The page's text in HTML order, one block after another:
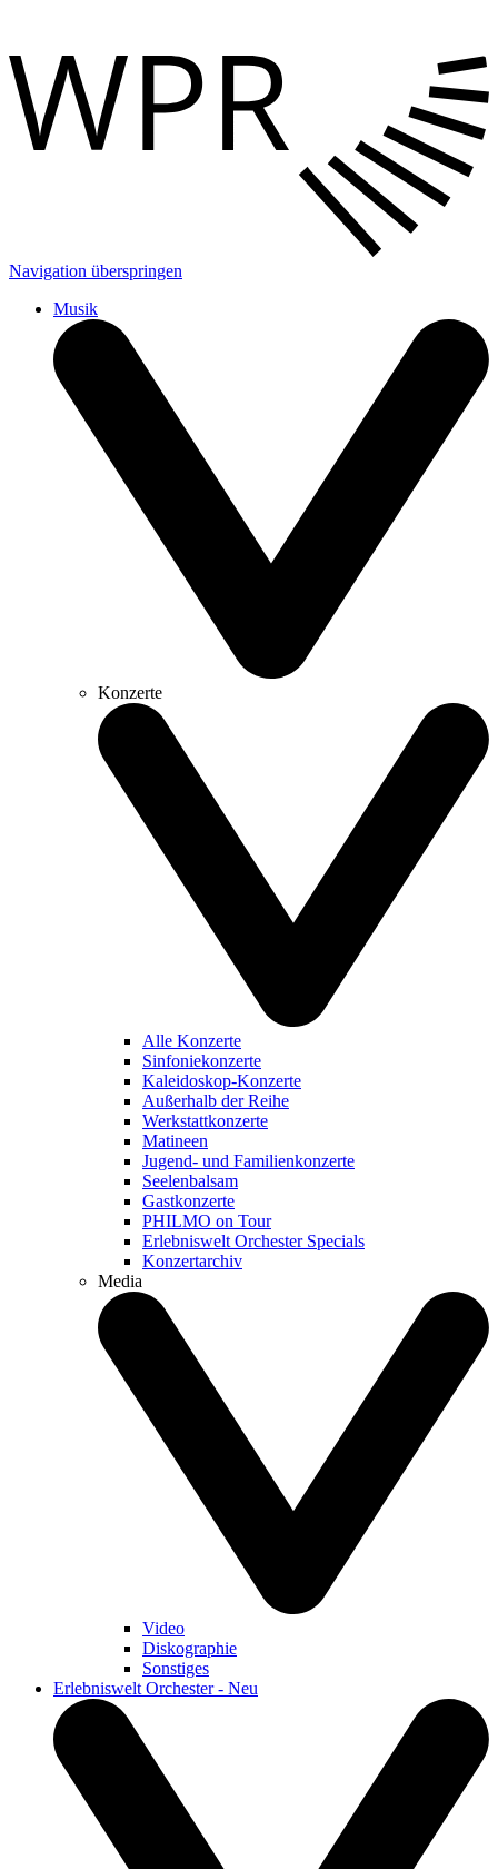
Navigation überspringen
Musik
Konzerte
Alle Konzerte
Sinfoniekonzerte
Kaleidoskop-Konzerte
Außerhalb der Reihe
Werkstattkonzerte
Matineen
Jugend- und Familienkonzerte
Seelenbalsam
Gastkonzerte
PHILMO on Tour
Erlebniswelt Orchester Specials
Konzertarchiv
Media
Video
Diskographie
Sonstiges
Erlebniswelt Orchester - Neu